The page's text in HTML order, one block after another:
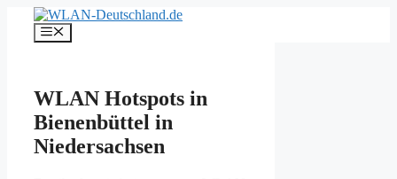
Inhalt
springen
Menü
WLAN Hotspots in
Bienenbüttel in
Niedersachsen